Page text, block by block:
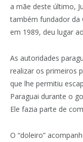
a mãe deste último,
também fundador da
em 1989, deu lugar
As autoridades
realizar os primeiros
que lhe permitiu
Paraguai durante o
Ele fazia parte de
O “doleiro”